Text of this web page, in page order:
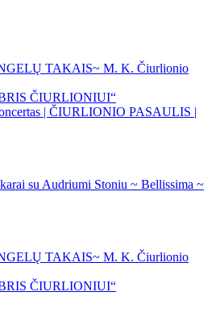
TAKAIS~ M. K. Čiurlionio
ČIURLIONIUI“
| ČIURLIONIO PASAULIS |
su Audriumi Stoniu ~ Bellissima ~
TAKAIS~ M. K. Čiurlionio
ČIURLIONIUI“